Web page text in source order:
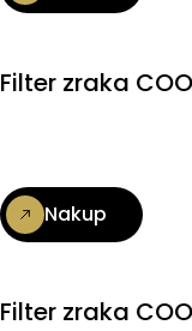
Filter zraka
Nakup
Filter zraka